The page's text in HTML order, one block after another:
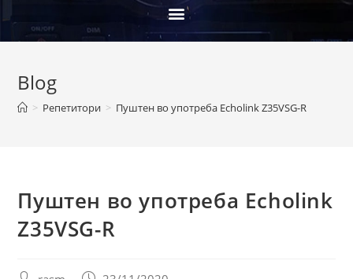
Blog
> Репетитори > Пуштен во употреба Echolink Z35VSG-R
Пуштен во употреба Echolink
Z35VSG-R